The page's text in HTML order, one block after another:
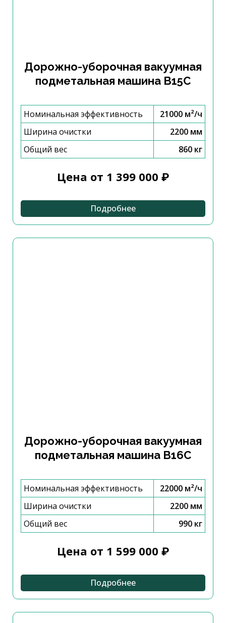
Дорожно-уборочная вакуумная
подметальная машина B15C
Номинальная эффективность
21000 м²/ч
Ширина очистки
2200 мм
Общий вес
860 кг
Цена от 1 399 000 ₽
Подробнее
Дорожно-уборочная вакуумная
подметальная машина B16C
Номинальная эффективность
22000 м²/ч
Ширина очистки
2200 мм
Общий вес
990 кг
Цена от 1 599 000 ₽
Подробнее